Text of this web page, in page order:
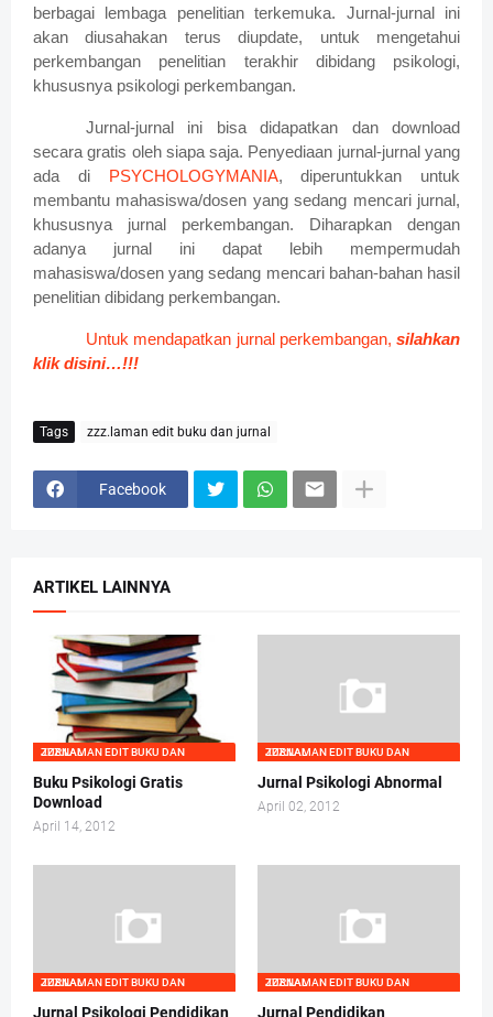
berbagai lembaga penelitian terkemuka. Jurnal-jurnal ini
akan diusahakan terus diupdate, untuk mengetahui
perkembangan penelitian terakhir dibidang psikologi,
khususnya psikologi perkembangan.
Jurnal-jurnal ini bisa didapatkan dan download
secara gratis oleh siapa saja. Penyediaan jurnal-jurnal yang
ada di PSYCHOLOGYMANIA, diperuntukkan untuk
membantu mahasiswa/dosen yang sedang mencari jurnal,
khususnya jurnal perkembangan. Diharapkan dengan
adanya jurnal ini dapat lebih mempermudah
mahasiswa/dosen yang sedang mencari bahan-bahan hasil
penelitian dibidang perkembangan.
Untuk mendapatkan jurnal perkembangan, silahkan
klik disini…!!!
Tags zzz.laman edit buku dan jurnal
Facebook
ARTIKEL LAINNYA
ZZZ.LAMAN EDIT BUKU DAN JURNAL
Buku Psikologi Gratis
Download
April 14, 2012
ZZZ.LAMAN EDIT BUKU DAN JURNAL
Jurnal Psikologi Abnormal
April 02, 2012
ZZZ.LAMAN EDIT BUKU DAN JURNAL
Jurnal Psikologi Pendidikan
ZZZ.LAMAN EDIT BUKU DAN JURNAL
Jurnal Pendidikan